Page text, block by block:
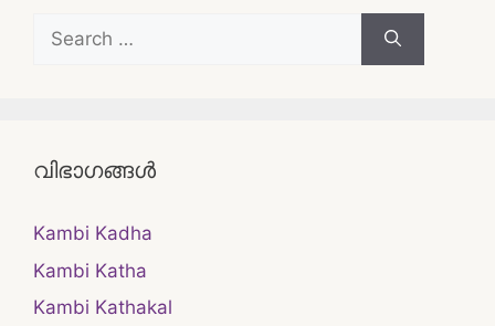
Search
for:
വിഭാഗങ്ങൾ
Kambi Kadha
Kambi Katha
Kambi Kathakal